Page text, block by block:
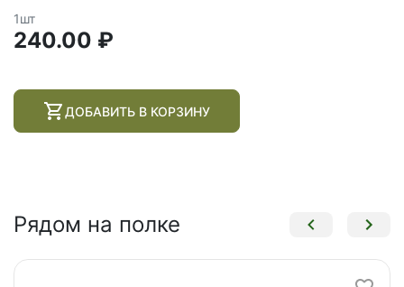
1шт
240.00 ₽
ДОБАВИТЬ В КОРЗИНУ
Рядом на полке